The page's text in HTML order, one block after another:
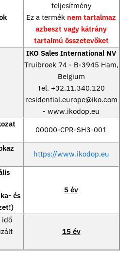
teljesítmény
Ez a termék nem tartalmaz
azbeszt vagy kátrány
tartalmú összetevőket
IKO Sales International NV
Truibroek 74 - B-3945 Ham,
Belgium
Tel. +32.11.340.120
residential.europe@iko.com
- www.ikodop.eu
00000-CPR-SH3-001
https://www.ikodop.eu
és
5 év
idő
15 év